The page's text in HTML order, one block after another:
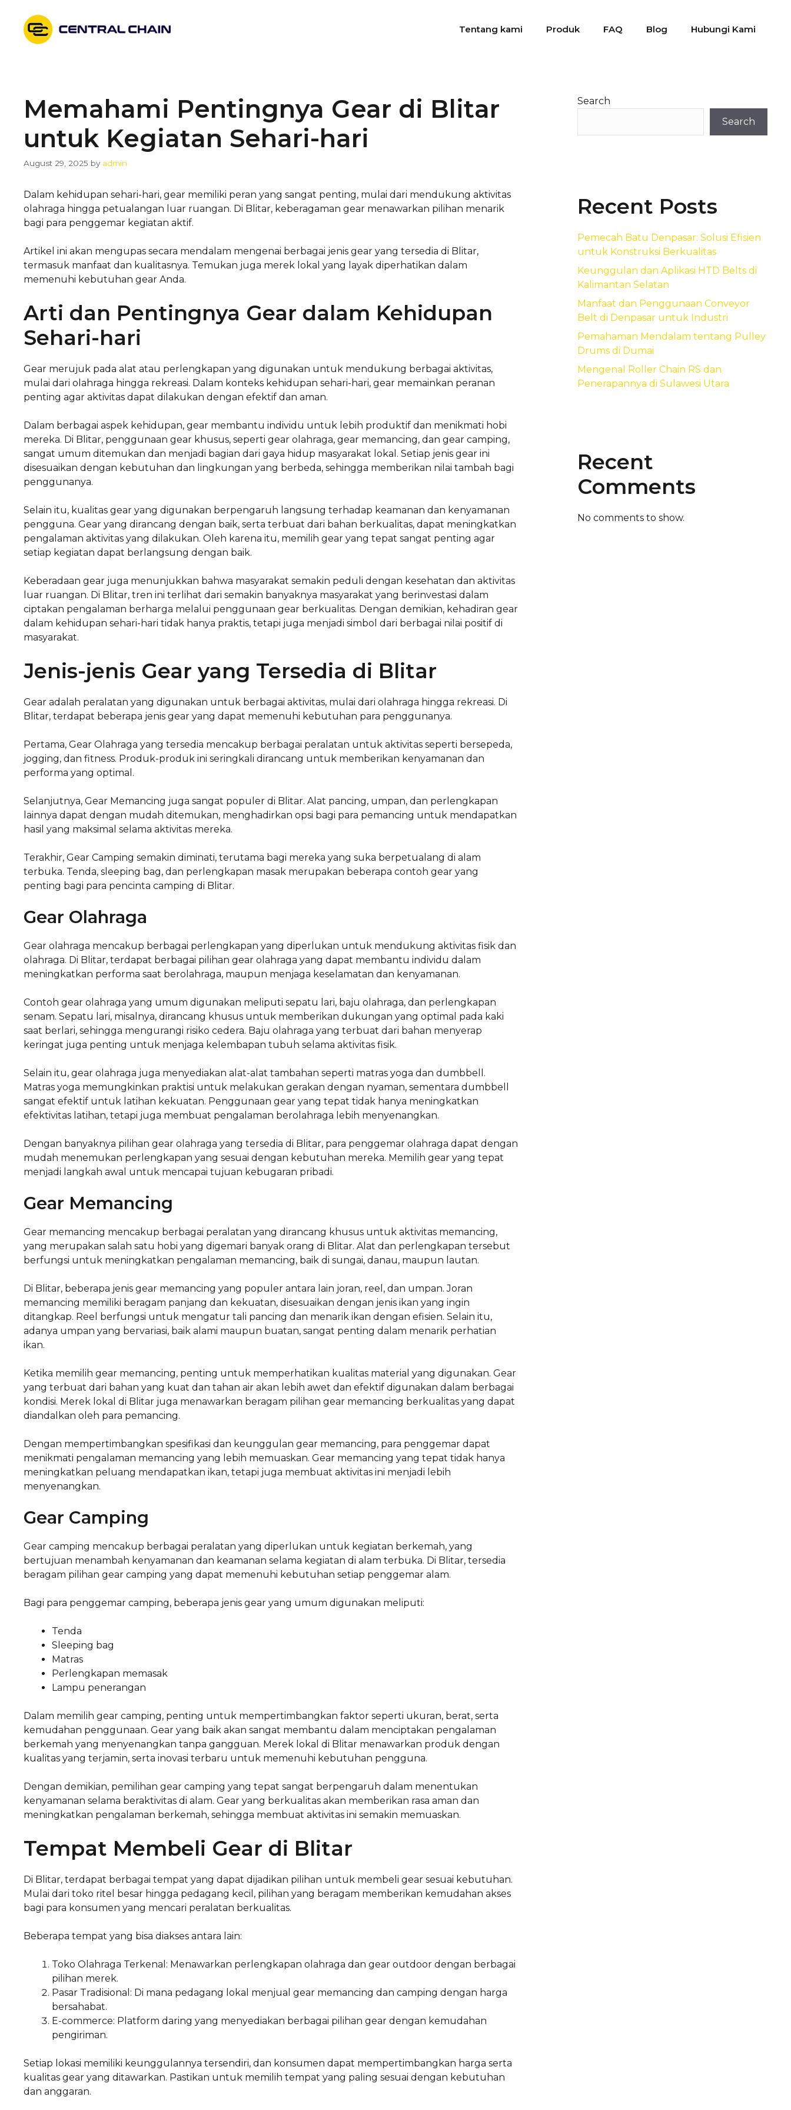
content
Tentang kami Produk FAQ Blog Hubungi Kami
Memahami Pentingnya Gear di Blitar
untuk Kegiatan Sehari-hari
August 29, 2025 by admin
Dalam kehidupan sehari-hari, gear memiliki peran yang sangat penting, mulai dari mendukung aktivitas
olahraga hingga petualangan luar ruangan. Di Blitar, keberagaman gear menawarkan pilihan menarik
bagi para penggemar kegiatan aktif.
Artikel ini akan mengupas secara mendalam mengenai berbagai jenis gear yang tersedia di Blitar,
termasuk manfaat dan kualitasnya. Temukan juga merek lokal yang layak diperhatikan dalam
memenuhi kebutuhan gear Anda.
Arti dan Pentingnya Gear dalam Kehidupan
Sehari-hari
Gear merujuk pada alat atau perlengkapan yang digunakan untuk mendukung berbagai aktivitas,
mulai dari olahraga hingga rekreasi. Dalam konteks kehidupan sehari-hari, gear memainkan peranan
penting agar aktivitas dapat dilakukan dengan efektif dan aman.
Dalam berbagai aspek kehidupan, gear membantu individu untuk lebih produktif dan menikmati hobi
mereka. Di Blitar, penggunaan gear khusus, seperti gear olahraga, gear memancing, dan gear camping,
sangat umum ditemukan dan menjadi bagian dari gaya hidup masyarakat lokal. Setiap jenis gear ini
disesuaikan dengan kebutuhan dan lingkungan yang berbeda, sehingga memberikan nilai tambah bagi
penggunanya.
Selain itu, kualitas gear yang digunakan berpengaruh langsung terhadap keamanan dan kenyamanan
pengguna. Gear yang dirancang dengan baik, serta terbuat dari bahan berkualitas, dapat meningkatkan
pengalaman aktivitas yang dilakukan. Oleh karena itu, memilih gear yang tepat sangat penting agar
setiap kegiatan dapat berlangsung dengan baik.
Keberadaan gear juga menunjukkan bahwa masyarakat semakin peduli dengan kesehatan dan aktivitas
luar ruangan. Di Blitar, tren ini terlihat dari semakin banyaknya masyarakat yang berinvestasi dalam
ciptakan pengalaman berharga melalui penggunaan gear berkualitas. Dengan demikian, kehadiran gear
dalam kehidupan sehari-hari tidak hanya praktis, tetapi juga menjadi simbol dari berbagai nilai positif di
masyarakat.
Jenis-jenis Gear yang Tersedia di Blitar
Gear adalah peralatan yang digunakan untuk berbagai aktivitas, mulai dari olahraga hingga rekreasi. Di
Blitar, terdapat beberapa jenis gear yang dapat memenuhi kebutuhan para penggunanya.
Pertama, Gear Olahraga yang tersedia mencakup berbagai peralatan untuk aktivitas seperti bersepeda,
jogging, dan fitness. Produk-produk ini seringkali dirancang untuk memberikan kenyamanan dan
performa yang optimal.
Selanjutnya, Gear Memancing juga sangat populer di Blitar. Alat pancing, umpan, dan perlengkapan
lainnya dapat dengan mudah ditemukan, menghadirkan opsi bagi para pemancing untuk mendapatkan
hasil yang maksimal selama aktivitas mereka.
Terakhir, Gear Camping semakin diminati, terutama bagi mereka yang suka berpetualang di alam
terbuka. Tenda, sleeping bag, dan perlengkapan masak merupakan beberapa contoh gear yang
penting bagi para pencinta camping di Blitar.
Gear Olahraga
Gear olahraga mencakup berbagai perlengkapan yang diperlukan untuk mendukung aktivitas fisik dan
olahraga. Di Blitar, terdapat berbagai pilihan gear olahraga yang dapat membantu individu dalam
meningkatkan performa saat berolahraga, maupun menjaga keselamatan dan kenyamanan.
Contoh gear olahraga yang umum digunakan meliputi sepatu lari, baju olahraga, dan perlengkapan
senam. Sepatu lari, misalnya, dirancang khusus untuk memberikan dukungan yang optimal pada kaki
saat berlari, sehingga mengurangi risiko cedera. Baju olahraga yang terbuat dari bahan menyerap
keringat juga penting untuk menjaga kelembapan tubuh selama aktivitas fisik.
Selain itu, gear olahraga juga menyediakan alat-alat tambahan seperti matras yoga dan dumbbell.
Matras yoga memungkinkan praktisi untuk melakukan gerakan dengan nyaman, sementara dumbbell
sangat efektif untuk latihan kekuatan. Penggunaan gear yang tepat tidak hanya meningkatkan
efektivitas latihan, tetapi juga membuat pengalaman berolahraga lebih menyenangkan.
Dengan banyaknya pilihan gear olahraga yang tersedia di Blitar, para penggemar olahraga dapat dengan
mudah menemukan perlengkapan yang sesuai dengan kebutuhan mereka. Memilih gear yang tepat
menjadi langkah awal untuk mencapai tujuan kebugaran pribadi.
Gear Memancing
Gear memancing mencakup berbagai peralatan yang dirancang khusus untuk aktivitas memancing,
yang merupakan salah satu hobi yang digemari banyak orang di Blitar. Alat dan perlengkapan tersebut
berfungsi untuk meningkatkan pengalaman memancing, baik di sungai, danau, maupun lautan.
Di Blitar, beberapa jenis gear memancing yang populer antara lain joran, reel, dan umpan. Joran
memancing memiliki beragam panjang dan kekuatan, disesuaikan dengan jenis ikan yang ingin
ditangkap. Reel berfungsi untuk mengatur tali pancing dan menarik ikan dengan efisien. Selain itu,
adanya umpan yang bervariasi, baik alami maupun buatan, sangat penting dalam menarik perhatian
ikan.
Ketika memilih gear memancing, penting untuk memperhatikan kualitas material yang digunakan. Gear
yang terbuat dari bahan yang kuat dan tahan air akan lebih awet dan efektif digunakan dalam berbagai
kondisi. Merek lokal di Blitar juga menawarkan beragam pilihan gear memancing berkualitas yang dapat
diandalkan oleh para pemancing.
Dengan mempertimbangkan spesifikasi dan keunggulan gear memancing, para penggemar dapat
menikmati pengalaman memancing yang lebih memuaskan. Gear memancing yang tepat tidak hanya
meningkatkan peluang mendapatkan ikan, tetapi juga membuat aktivitas ini menjadi lebih
menyenangkan.
Gear Camping
Gear camping mencakup berbagai peralatan yang diperlukan untuk kegiatan berkemah, yang
bertujuan menambah kenyamanan dan keamanan selama kegiatan di alam terbuka. Di Blitar, tersedia
beragam pilihan gear camping yang dapat memenuhi kebutuhan setiap penggemar alam.
Bagi para penggemar camping, beberapa jenis gear yang umum digunakan meliputi:
Tenda
Sleeping bag
Matras
Perlengkapan memasak
Lampu penerangan
Dalam memilih gear camping, penting untuk mempertimbangkan faktor seperti ukuran, berat, serta
kemudahan penggunaan. Gear yang baik akan sangat membantu dalam menciptakan pengalaman
berkemah yang menyenangkan tanpa gangguan. Merek lokal di Blitar menawarkan produk dengan
kualitas yang terjamin, serta inovasi terbaru untuk memenuhi kebutuhan pengguna.
Dengan demikian, pemilihan gear camping yang tepat sangat berpengaruh dalam menentukan
kenyamanan selama beraktivitas di alam. Gear yang berkualitas akan memberikan rasa aman dan
meningkatkan pengalaman berkemah, sehingga membuat aktivitas ini semakin memuaskan.
Tempat Membeli Gear di Blitar
Di Blitar, terdapat berbagai tempat yang dapat dijadikan pilihan untuk membeli gear sesuai kebutuhan.
Mulai dari toko ritel besar hingga pedagang kecil, pilihan yang beragam memberikan kemudahan akses
bagi para konsumen yang mencari peralatan berkualitas.
Beberapa tempat yang bisa diakses antara lain:
Toko Olahraga Terkenal: Menawarkan perlengkapan olahraga dan gear outdoor dengan berbagai
pilihan merek.
Pasar Tradisional: Di mana pedagang lokal menjual gear memancing dan camping dengan harga
bersahabat.
E-commerce: Platform daring yang menyediakan berbagai pilihan gear dengan kemudahan
pengiriman.
Setiap lokasi memiliki keunggulannya tersendiri, dan konsumen dapat mempertimbangkan harga serta
kualitas gear yang ditawarkan. Pastikan untuk memilih tempat yang paling sesuai dengan kebutuhan
dan anggaran.
Search
Search
Recent Posts
Pemecah Batu Denpasar: Solusi Efisien
untuk Konstruksi Berkualitas
Keunggulan dan Aplikasi HTD Belts di
Kalimantan Selatan
Manfaat dan Penggunaan Conveyor
Belt di Denpasar untuk Industri
Pemahaman Mendalam tentang Pulley
Drums di Dumai
Mengenal Roller Chain RS dan
Penerapannya di Sulawesi Utara
Recent
Comments
No comments to show.